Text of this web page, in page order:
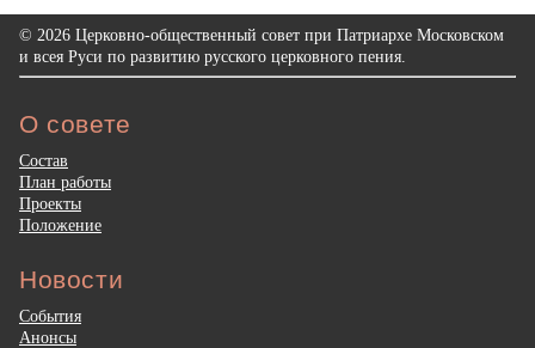
© 2026 Церковно-общественный совет при Патриархе Московском
и всея Руси по развитию русского церковного пения.
О совете
Состав
План работы
Проекты
Положение
Новости
События
Анонсы